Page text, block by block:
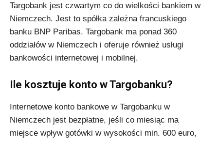
Targobank jest czwartym co do wielkości bankiem w
Niemczech. Jest to spółka zależna francuskiego
banku BNP Paribas. Targobank ma ponad 360
oddziałów w Niemczech i oferuje również usługi
bankowości internetowej i mobilnej.
Ile kosztuje konto w Targobanku?
Internetowe konto bankowe w Targobanku w
Niemczech jest bezpłatne, jeśli co miesiąc ma
miejsce wpływ gotówki w wysokości min. 600 euro,